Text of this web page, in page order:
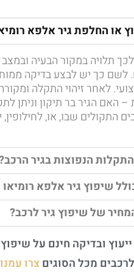
או החלפת גיר אלפא
תלויה במקור הבעיה
לשם כך יש לבצע בדיקה
לאחר זיהוי התקלה
– האם הגיר בר תיקון וניתן
התקולים שבו, או,
הנפוצות בגיר
שיפוץ גיר אלפא רומיאו
של שיפוץ גיר לרכב?
ובדיקה חינם על
לרכבים מכל הסוגים צרו